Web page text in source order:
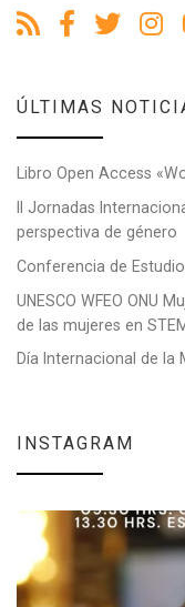
ÚLTIMAS
Libro Open Access
II Jornadas
perspectiva de género
Conferencia de
UNESCO WFEO ONU
de las mujeres en
Día Internacional de la
INSTAGRAM